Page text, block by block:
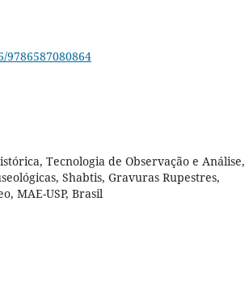
9786587080864
Tecnologia de Observação e Análise,
Shabtis, Gravuras Rupestres,
MAE-USP, Brasil